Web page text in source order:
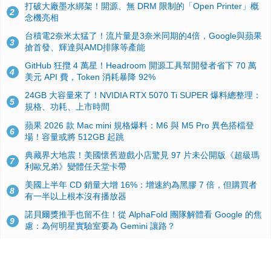
2
打破大廠墨水綁架！開源、無 DRM 限制的「Open Printer」概
念機亮相
3
台積電2奈米太猛了！流片量是3奈米同期的4倍，Google與蘋果
搶首發、輝達與AMD排隊等產能
4
GitHub 狂攬 4 萬星！Headroom 開源工具幫開發者省下 70 萬
美元 API 費，Token 消耗暴降 92%
5
24GB 大容量來了！NVIDIA RTX 5070 Ti SUPER 爆料總整理：
規格、功耗、上市時間
6
蘋果 2026 款 Mac mini 規格爆料：M6 與 M5 Pro 異色搭檔登
場！容量或將 512GB 起跳
7
典藏界大地震！美國懷舊遊戲小店驚見 97 片未公開版《超級瑪
利歐兄弟》變體任天堂卡帶
8
美國上半年 CD 銷量大增 16%：增速約為黑膠 7 倍，但購買者
有一半以上根本沒有播放器
9
諾貝爾獎推手也留不住！從 AlphaFold 團隊解體看 Google 的焦
慮：為何明星實驗室要為 Gemini 讓路？